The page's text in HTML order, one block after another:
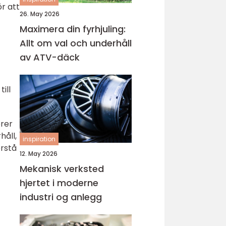
att
26. May 2026
Maximera din fyrhjuling:
Allt om val och underhåll
av ATV-däck
inspiration
12. May 2026
Mekanisk verksted
hjertet i moderne
industri og anlegg